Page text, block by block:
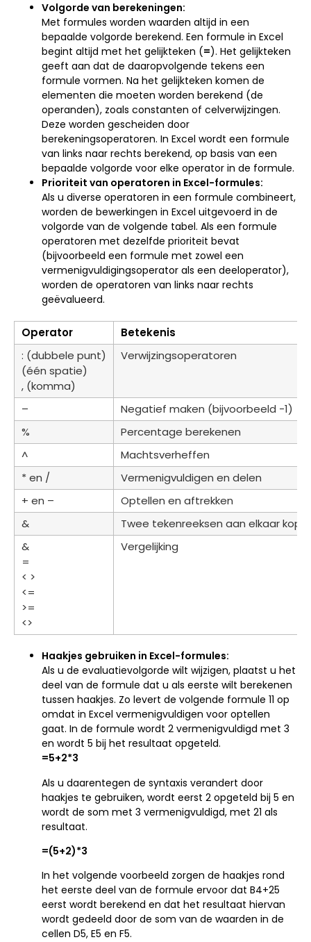
Volgorde van berekeningen:
Met formules worden waarden altijd in een
bepaalde volgorde berekend. Een formule in Excel
begint altijd met het gelijkteken (=). Het gelijkteken
geeft aan dat de daaropvolgende tekens een
formule vormen. Na het gelijkteken komen de
elementen die moeten worden berekend (de
operanden), zoals constanten of celverwijzingen.
Deze worden gescheiden door
berekeningsoperatoren. In Excel wordt een formule
van links naar rechts berekend, op basis van een
bepaalde volgorde voor elke operator in de formule.
Prioriteit van operatoren in Excel-formules:
Als u diverse operatoren in een formule combineert,
worden de bewerkingen in Excel uitgevoerd in de
volgorde van de volgende tabel. Als een formule
operatoren met dezelfde prioriteit bevat
(bijvoorbeeld een formule met zowel een
vermenigvuldigingsoperator als een deeloperator),
worden de operatoren van links naar rechts
geëvalueerd.
Operator
Betekenis
: (dubbele punt)
(één spatie)
, (komma)
Verwijzingsoperatoren
–
Negatief maken (bijvoorbeeld -1)
%
Percentage berekenen
^
Machtsverheffen
* en /
Vermenigvuldigen en delen
+ en –
Optellen en aftrekken
&
Twee tekenreeksen aan elkaar
&
=
< >
<=
>=
<>
Vergelijking
Haakjes gebruiken in Excel-formules:
Als u de evaluatievolgorde wilt wijzigen, plaatst u het
deel van de formule dat u als eerste wilt berekenen
tussen haakjes. Zo levert de volgende formule 11 op
omdat in Excel vermenigvuldigen voor optellen
gaat. In de formule wordt 2 vermenigvuldigd met 3
en wordt 5 bij het resultaat opgeteld.
=5+2*3
Als u daarentegen de syntaxis verandert door
haakjes te gebruiken, wordt eerst 2 opgeteld bij 5 en
wordt de som met 3 vermenigvuldigd, met 21 als
resultaat.
=(5+2)*3
In het volgende voorbeeld zorgen de haakjes rond
het eerste deel van de formule ervoor dat B4+25
eerst wordt berekend en dat het resultaat hiervan
wordt gedeeld door de som van de waarden in de
cellen D5, E5 en F5.